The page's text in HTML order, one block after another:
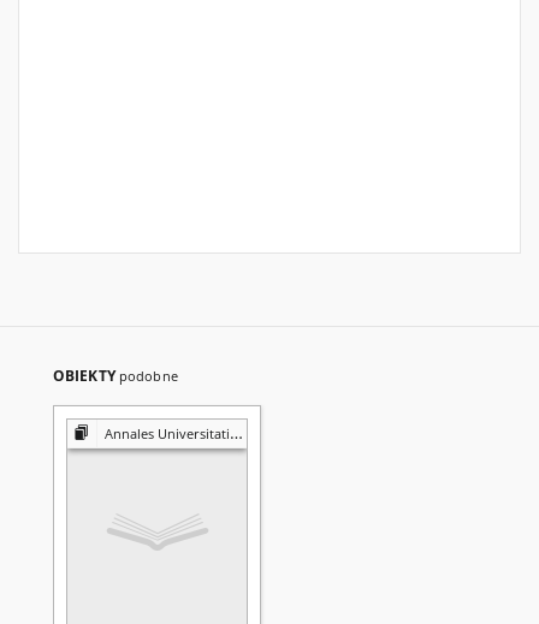
OBIEKTY podobne
Annales Universitatis Mariae Curie-Skłodowska. Sectio FF, Philologiae